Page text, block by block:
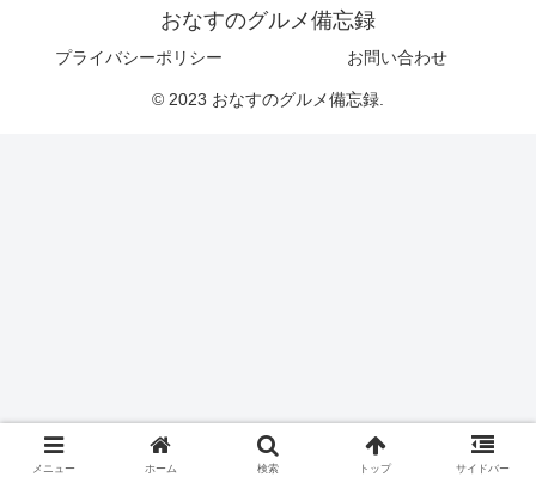
おなすのグルメ備忘録
プライバシーポリシー お問い合わせ
© 2023 おなすのグルメ備忘録.
メニュー ホーム 検索 トップ サイドバー